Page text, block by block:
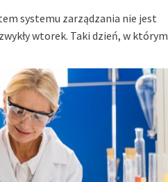
systemu zarządzania nie jest
wtorek. Taki dzień, w którym